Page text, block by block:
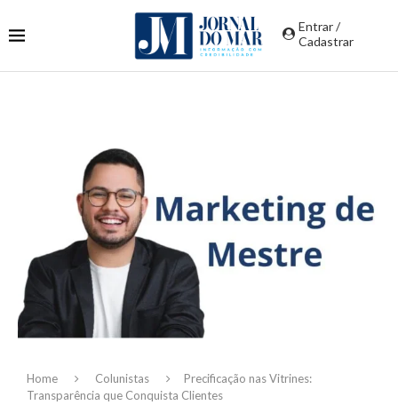
Entrar /
Cadastrar
Home Colunistas
Precificação nas Vitrines:
Transparência que Conquista Clientes